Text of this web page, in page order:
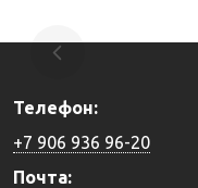
Телефон:
+7 906 936 96-20
Почта: